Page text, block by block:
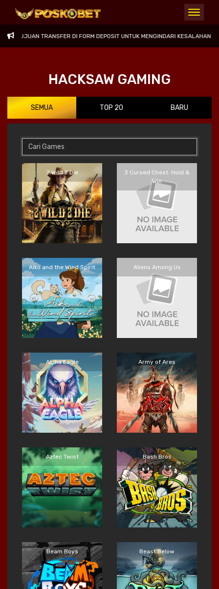
DI FORM DEPOSIT UNTUK MENGINDARI KESALAHAN TRANSFER.TERIMA
HACKSAW GAMING
SEMUA TOP 20 BARU
2 Wild 2 Die
Main Sekarang
3 Cursed Chest: Hold &
Win
Main Sekarang
Aiko and the Wind Spirit
Main Sekarang
Aliens Among Us
Main Sekarang
Alpha Eagle
Main Sekarang
Army of Ares
Main Sekarang
Aztec Twist
Main Sekarang
Bash Bros
Main Sekarang
Beam Boys
Main Sekarang
Beast Below
Main Sekarang